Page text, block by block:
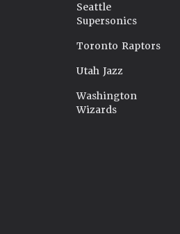
Seattle
Supersonics
Toronto Raptors
Utah Jazz
Washington
Wizards